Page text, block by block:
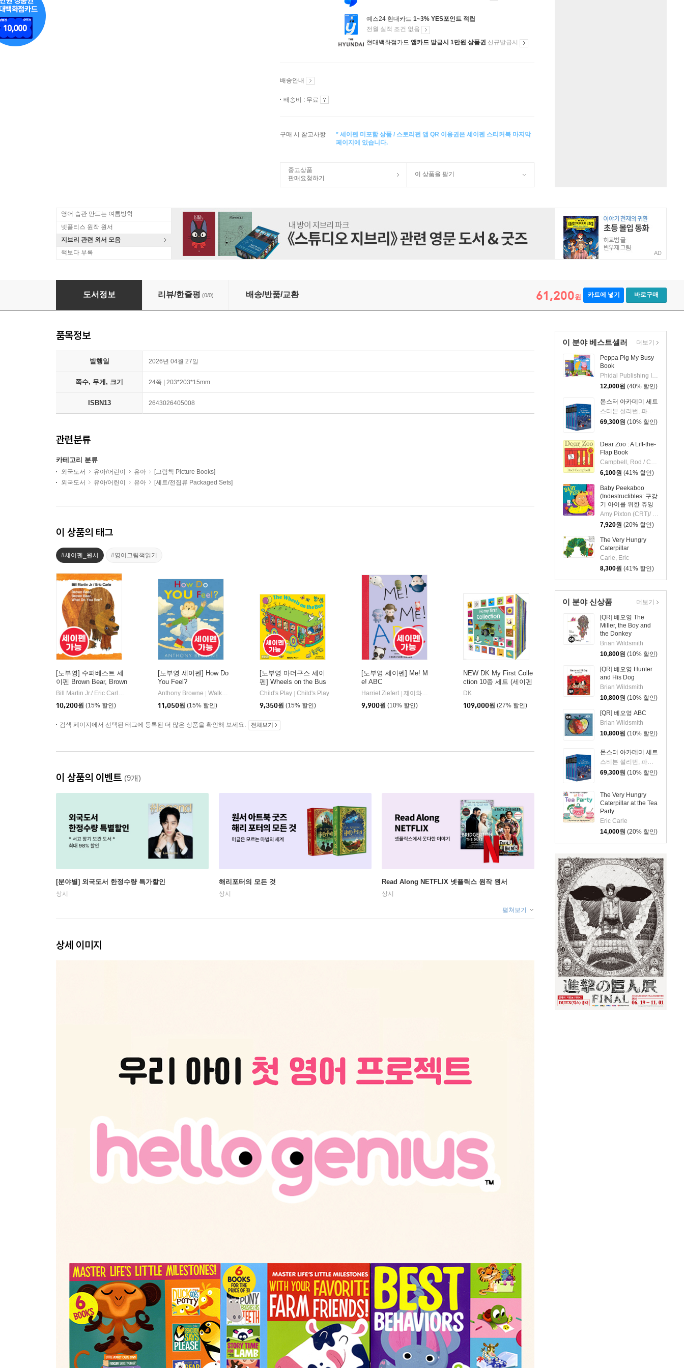
예스24 현대카드 1~3% YES포인트 적립
전월 실적 조건 없음
현대백화점카드 앱카드 발급시 1만원 상품권 신규발급시
배송안내
배송비 : 무료
구매 시 참고사항
* 세이펜 미포함 상품 / 스토리펀 앱 QR 이용권은 세이펜 스티커북 마지막
페이지에 있습니다.
중고상품
판매요청하기
이 상품을 팔기
영어 습관 만드는 여름방학
넷플리스 원작 원서
지브리 관련 외서 모음
책보다 부록
AD
Hello Genius 3종 박스 세트 (with 세이펜 스티커북+ 스토리펀 앱 QR 이용권)
도서정보 리뷰/한줄평 (0/0) 배송/반품/교환 61,200원 카트에 넣기 바로구매
이 분야 베스트셀러
Peppa Pig My Busy
Book
Phidal Publishing Inc.
12,000원 (40% 할인)
몬스터 아카데미 세트
스티븐 설리번, 파멜라 제인, 알리사 위싱래드, 브라이언 랭도, 데이비드 닐슨
69,300원 (10% 할인)
Dear Zoo : A Lift-the-
Flap Book
6,100원 (41% 할인)
Baby Peekaboo
(Indestructibles: 구강
기 아이를 위한 츄잉
북 시리즈)
7,920원 (20% 할인)
The Very Hungry
Caterpillar
Carle, Eric
8,300원 (41% 할인)
더보기
이 분야 신상품
[QR] 베오영 The
Miller, the Boy and
the Donkey
Brian Wildsmith
10,800원 (10% 할인)
[QR] 베오영 Hunter
and His Dog
Brian Wildsmith
10,800원 (10% 할인)
[QR] 베오영 ABC
Brian Wildsmith
10,800원 (10% 할인)
몬스터 아카데미 세트
69,300원 (10% 할인)
The Very Hungry
Caterpillar at the Tea
Party
Eric Carle
14,000원 (20% 할인)
더보기
품목정보
발행일 2026년 04월 27일
쪽수, 무게, 크기 24쪽 | 203*203*15mm
ISBN13 2643026405008
관련분류
카테고리 분류
외국도서 유아/어린이 유아
[그림책 Picture Books]
외국도서
유아/어린이 유아 [세트/전집류 Packaged Sets]
이 상품의 태그
#세이펜_원서 #영어그림책읽기
[노부영] 수퍼베스트 세
이펜 Brown Bear, Brown
Bear, What Do You SeBill Martin Jr./ Eric Carle|
Henry Holts
10,200원 (15% 할인)
[노부영 세이펜] How Do
You Feel?
Anthony Browne
Walker Books
11,050원 (15% 할인)
[노부영 마더구스 세이
펜] Wheels on the Bus
Go Round and Round
Child's Play
Child's Play
9,350원 (15% 할인)
[노부영 세이펜] Me! M
e! ABC
Harriet Ziefert
제이와이북스(JYBooks)
9,900원 (10% 할인)
NEW DK My First Colle
ction 10종 세트 (세이펜
호환 /2024년 Renewal
DK
109,000원 (27% 할인)
검색 페이지에서 선택된 태그에 등록된 더 많은 상품을 확인해 보세요. 전체보기
이 상품의 이벤트 (9개)
[분야별] 외국도서 한정수량 특가할인
상시
해리포터의 모든 것
상시
Read Along NETFLIX 넷플릭스 원작 원서
상시
펼쳐보기
상세 이미지